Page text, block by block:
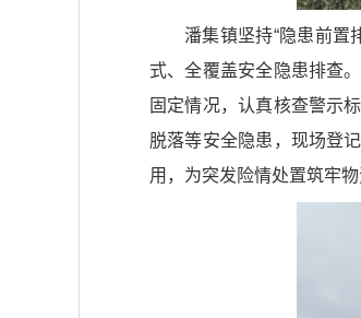
潘集镇坚持“隐患前置
式、全覆盖安全隐患排查
固定情况，认真核查警示
脱落等安全隐患，现场登
用，为突发险情处置筑牢物